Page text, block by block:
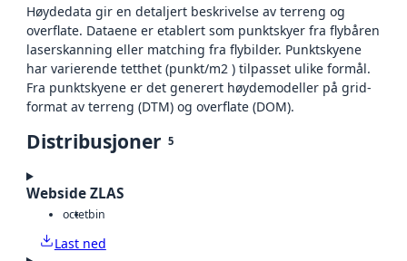
Høydedata gir en detaljert beskrivelse av terreng og
overflate. Dataene er etablert som punktskyer fra flybåren
laserskanning eller matching fra flybilder. Punktskyene
har varierende tetthet (punkt/m2 ) tilpasset ulike formål.
Fra punktskyene er det generert høydemodeller på grid-
format av terreng (DTM) og overflate (DOM).
Distribusjoner 5
Webside ZLAS
octetbin
Last ned